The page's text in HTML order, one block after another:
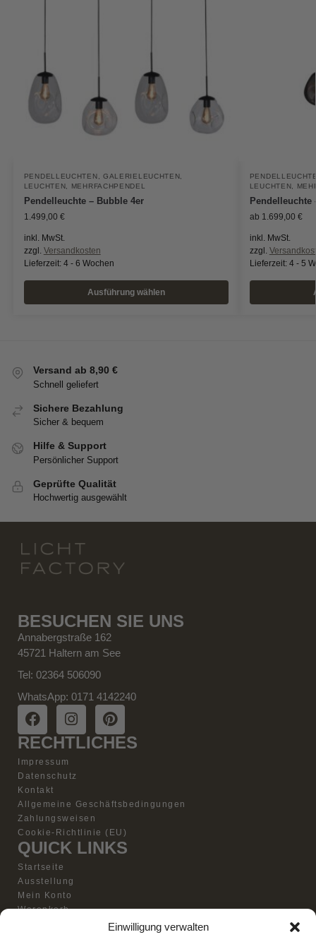
Einwilligung verwalten
PENDELLEUCHTEN , GALERIELEUCHTEN,
LEUCHTEN, MEHRFACHPENDEL
Pendelleuchte – Bubble 4er
1.499,00 €
inkl. MwSt.
zzgl. Versandkosten
Lieferzeit: 4 - 6 Wochen
Ausführung wählen
LEUCHTEN,
Pendelleuchte
ab 1.699,00 €
inkl. MwSt.
zzgl.
Lieferzeit: 4 - 5
Versand ab 8,90 €
Schnell geliefert
Sichere Bezahlung
Sicher & bequem
Hilfe & Support
Persönlicher Support
Geprüfte Qualität
Hochwertig ausgewählt
BESUCHEN SIE UNS
Annabergstraße 162
45721 Haltern am See
Tel: 02364 506090
WhatsApp: 0171 4142240
RECHTLICHES
Impressum
Datenschutz
Kontakt
Allgemeine Geschäftsbedingungen
Zahlungsweisen
Cookie-Richtlinie (EU)
QUICK LINKS
Startseite
Ausstellung
Mein Konto
Warenkorb